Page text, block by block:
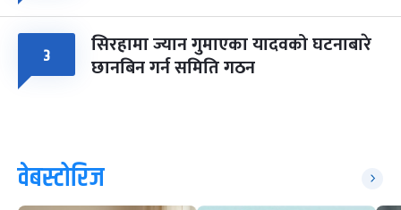
३ सिरहामा ज्यान गुमाएका यादवको घटनाबारे
छानबिन गर्न समिति गठन
वेबस्टोरिज